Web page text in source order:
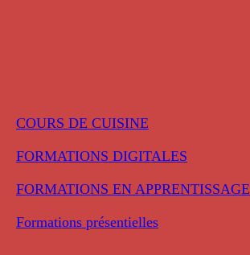
COURS DE CUISINE
FORMATIONS DIGITALES
FORMATIONS EN APPRENTISSAGE
Formations présentielles